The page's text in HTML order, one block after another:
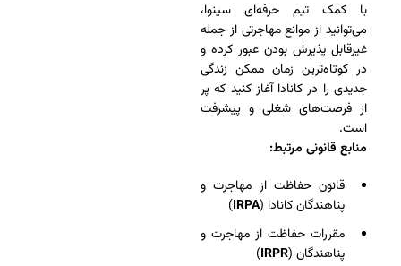
با کمک تیم حرفه‌ای سینوا،
می‌توانید از موانع مهاجرتی از جمله
غیرقابل پذیرش بودن عبور کرده و
در کوتاه‌ترین زمان ممکن زندگی
جدیدی را در کانادا آغاز کنید که پر
از فرصت‌های شغلی و پیشرفت
است.
منابع قانونی مرتبط:
قانون حفاظت از مهاجرت و
پناهندگان کانادا (IRPA
)
مقررات حفاظت از مهاجرت و
پناهندگان (IRPR
)